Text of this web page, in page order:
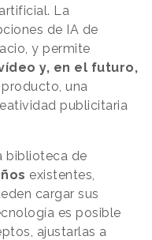
La
de IA de
y permite
y, en el futuro,
una
publicitaria
biblioteca de
existentes,
cargar sus
es posible
ajustarlas a